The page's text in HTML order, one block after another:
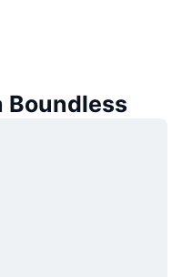
Boundless